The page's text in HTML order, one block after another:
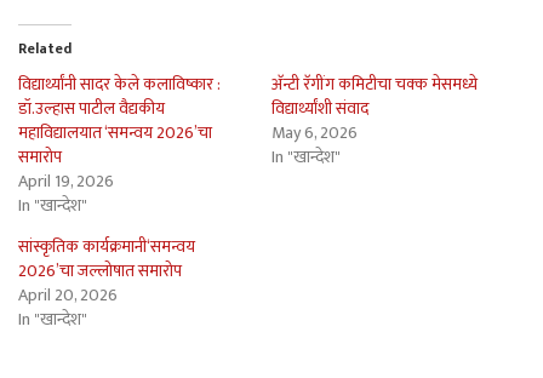
Related
विद्यार्थ्यांनी सादर केले कलाविष्कार :
डॉ.उल्हास पाटील वैद्यकीय
महाविद्यालयात ‘समन्वय 2026’चा
समारोप
April 19, 2026
In "खान्देश"
अ‍ॅन्टी रॅगींग कमिटीचा चक्क मेसमध्ये
विद्यार्थ्यांशी संवाद
May 6, 2026
In "खान्देश"
सांस्कृतिक कार्यक्रमानी‘समन्वय
2026’चा जल्लोषात समारोप
April 20, 2026
In "खान्देश"